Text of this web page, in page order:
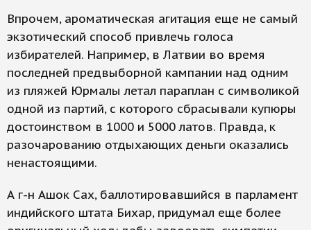
Впрочем, ароматическая агитация еще не самый
экзотический способ привлечь голоса
избирателей. Например, в Латвии во время
последней предвыборной кампании над одним
из пляжей Юрмалы летал параплан с символикой
одной из партий, с которого сбрасывали купюры
достоинством в 1000 и 5000 латов. Правда, к
разочарованию отдыхающих деньги оказались
ненастоящими.
А г-н Ашок Сах, баллотировавшийся в парламент
индийского штата Бихар, придумал еще более